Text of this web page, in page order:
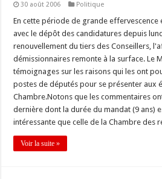
30 août 2006 Politique
En cette période de grande effervescence
avec le dépôt des candidatures depuis
renouvellement du tiers des Conseillers,
démissionnaires remonte à la surface. Le
témoignages sur les raisons qui les ont
postes de députés pour se présenter aux
Chambre.Notons que les commentaires
dernière dont la durée du mandat (9 ans)
intéressante que celle de la Chambre des
Voir la suite »